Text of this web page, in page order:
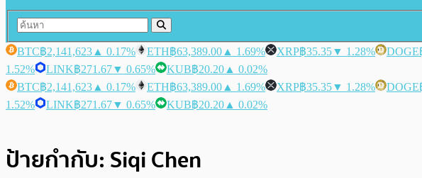
BTC฿2,141,623 ▲ 0.17% ETH฿63,389.00 ▲ 1.69% XRP฿35.35▼ 1.28% DOGE
1.52%
LINK฿271.67▼ 0.65% KUB฿20.20 ▲ 0.02%
BTC฿2,141,623 ▲ 0.17% ETH฿63,389.00 ▲ 1.69% XRP฿35.35▼ 1.28% DOGE
1.52%
LINK฿271.67▼ 0.65% KUB฿20.20 ▲ 0.02%
ป้ายกำกับ: Siqi Chen